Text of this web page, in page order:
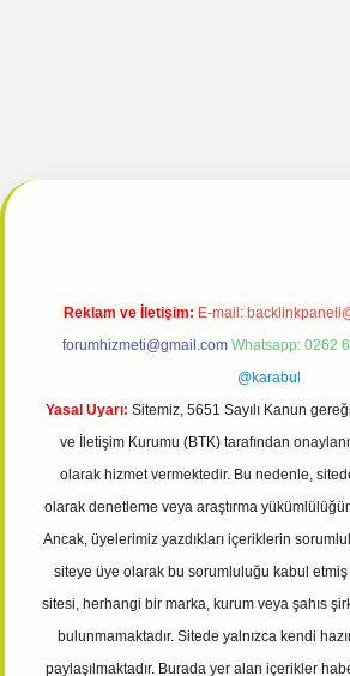
giriş
Reklam ve İletişim: E-mail:
forumhizmeti@gmail.com Whatsapp: 0262
@karabul
Yasal Uyarı: Sitemiz, 5651 Sayılı Kanun
ve İletişim Kurumu (BTK) tarafından
olarak hizmet vermektedir. Bu nedenle,
olarak denetleme veya araştırma
Ancak, üyelerimiz yazdıkları içeriklerin
siteye üye olarak bu sorumluluğu kabul etmiş
sitesi, herhangi bir marka, kurum veya şahıs
bulunmamaktadır. Sitede yalnızca kendi
paylaşılmaktadır. Burada yer alan içerikler